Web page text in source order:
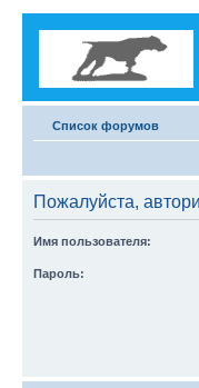
Список форумов
Пожалуйста,
Имя пользователя:
Пароль: